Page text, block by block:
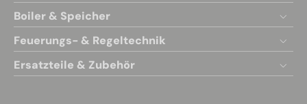
Boiler & Speicher
Feuerungs- & Regeltechnik
Ersatzteile & Zubehör